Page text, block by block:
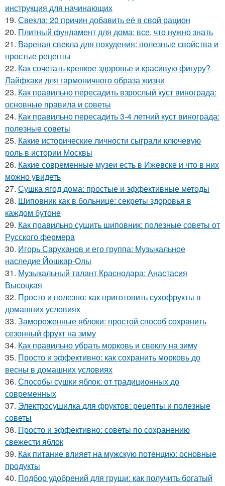
инструкция для начинающих
19. Свекла: 20 причин добавить её в свой рацион
20. Плитный фундамент для дома: все, что нужно знать
21. Вареная свекла для похудения: полезные свойства и
простые рецепты
22. Как сочетать крепкое здоровье и красивую фигуру?
Лайфхаки для гармоничного образа жизни
23. Как правильно пересадить взрослый куст винограда:
основные правила и советы
24. Как правильно пересадить 3-4 летний куст винограда:
полезные советы
25. Какие исторические личности сыграли ключевую
роль в истории Москвы
26. Какие современные музеи есть в Ижевске и что в них
можно увидеть
27. Сушка ягод дома: простые и эффективные методы
28. Шиповник как в больнице: секреты здоровья в
каждом бутоне
29. Как правильно сушить шиповник: полезные советы от
Русского фермера
30. Игорь Саруханов и его группа: Музыкальное
наследие Йошкар-Олы
31. Музыкальный талант Краснодара: Анастасия
Высоцкая
32. Просто и полезно: как приготовить сухофрукты в
домашних условиях
33. Замороженные яблоки: простой способ сохранить
сезонный фрукт на зиму
34. Как правильно убрать морковь и свеклу на зиму
35. Просто и эффективно: как сохранить морковь до
весны в домашних условиях
36. Способы сушки яблок: от традиционных до
современных
37. Электросушилка для фруктов: рецепты и полезные
советы
38. Просто и эффективно: советы по сохранению
свежести яблок
39. Как питание влияет на мужскую потенцию: основные
продукты
40. Подбор удобрений для груши: как получить богатый